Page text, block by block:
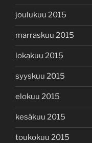
joulukuu 2015
marraskuu 2015
lokakuu 2015
syyskuu 2015
elokuu 2015
kesäkuu 2015
toukokuu 2015